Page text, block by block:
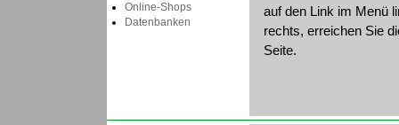
Online-Shops
Datenbanken
auf den Link im Menü
rechts, erreichen Sie
Seite.